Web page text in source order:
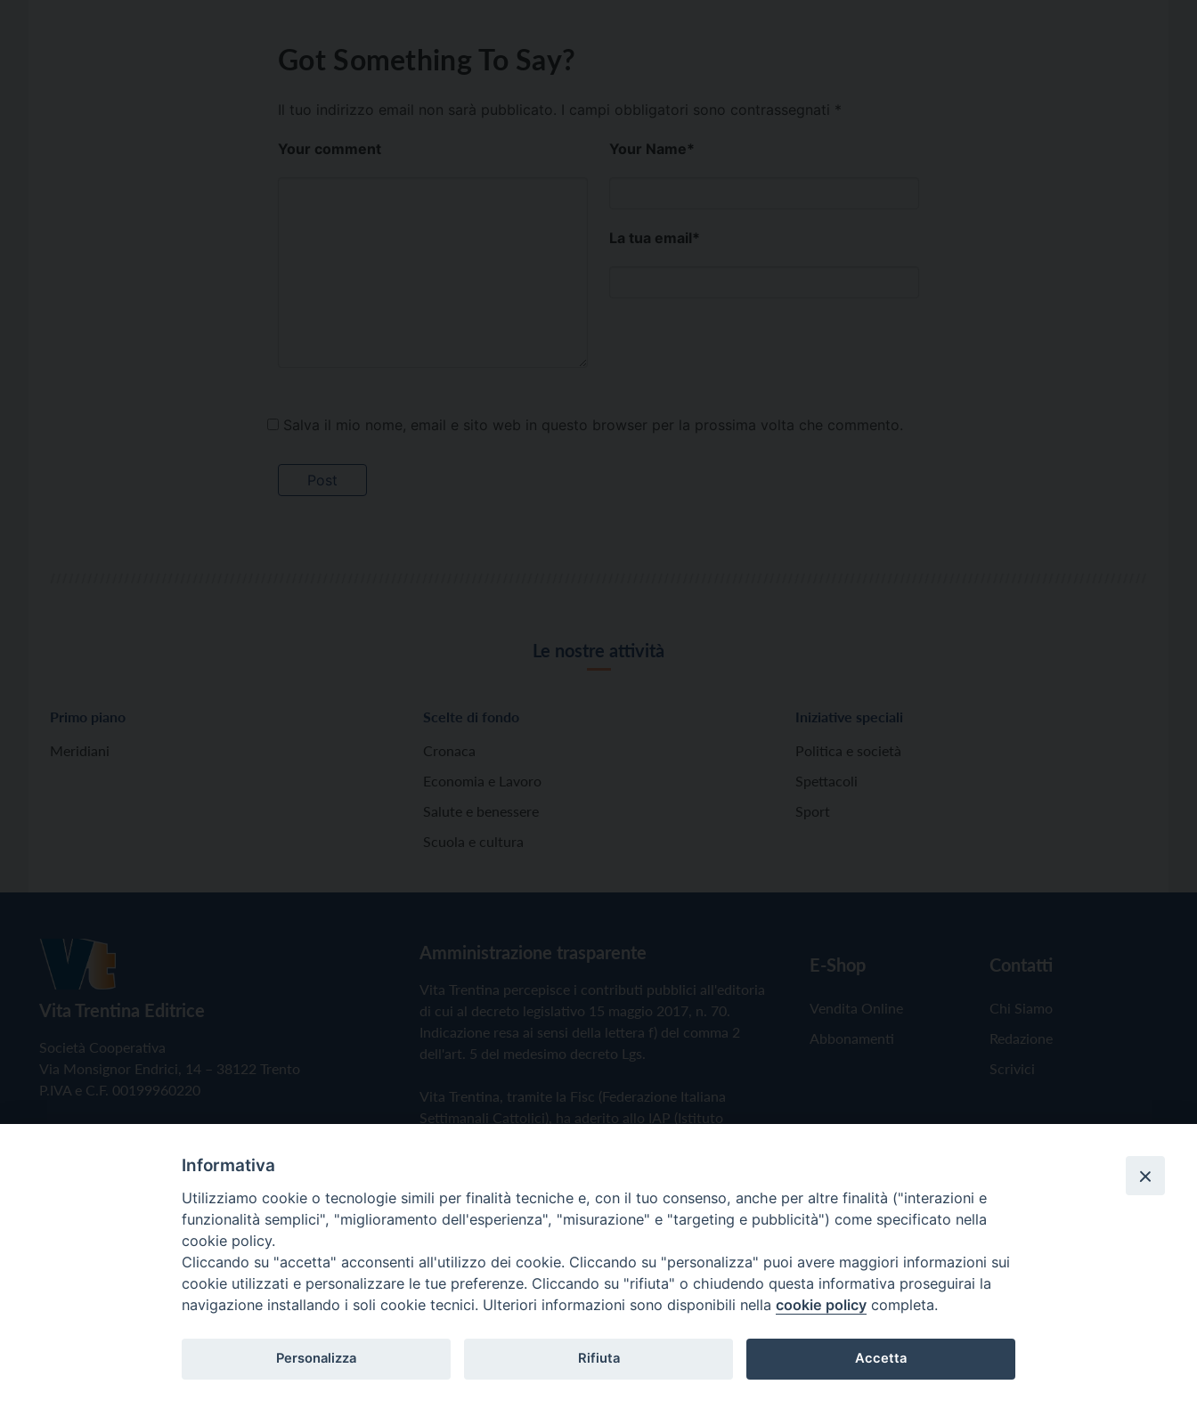
Got Something To Say?
Il tuo indirizzo email non sarà pubblicato. I campi obbligatori sono contrassegnati *
Your comment Your Name*
La tua email*
Salva il mio nome, email e sito web in questo browser per la prossima volta che commento.
Le nostre attività
Primo piano
Meridiani
Scelte di fondo
Cronaca
Economia e Lavoro
Salute e benessere
Scuola e cultura
Iniziative speciali
Politica e società
Spettacoli
Sport
Vita Trentina Editrice
Società Cooperativa
Via Monsignor Endrici, 14 – 38122 Trento
P.IVA e C.F. 00199960220
Amministrazione trasparente
Vita Trentina percepisce i contributi pubblici all'editoria
di cui al decreto legislativo 15 maggio 2017, n. 70.
Indicazione resa ai sensi della lettera f) del comma 2
dell'art. 5 del medesimo decreto Lgs.
Vita Trentina, tramite la Fisc (Federazione Italiana
Settimanali Cattolici), ha aderito allo IAP (Istituto
Privacy Policy Cookie Policy
E-Shop
Vendita Online
Abbonamenti
Contatti
Chi Siamo
Redazione
Scrivici
Copyright © 2019 - Tutti i diritti riservati - Vita Trentina Editrice
Informativa
Utilizziamo cookie o tecnologie simili per finalità tecniche e, con il tuo consenso, anche per altre finalità ("interazioni e
funzionalità semplici", "miglioramento dell'esperienza", "misurazione" e "targeting e pubblicità") come specificato nella
cookie policy.
Cliccando su "accetta" acconsenti all'utilizzo dei cookie. Cliccando su "personalizza" puoi avere maggiori informazioni sui
cookie utilizzati e personalizzare le tue preferenze. Cliccando su "rifiuta" o chiudendo questa informativa proseguirai la
navigazione installando i soli cookie tecnici. Ulteriori informazioni sono disponibili nella cookie policy completa.
Personalizza Rifiuta Accetta